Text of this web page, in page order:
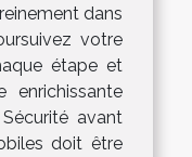
dans
votre
étape et
enrichissante
avant
doit être